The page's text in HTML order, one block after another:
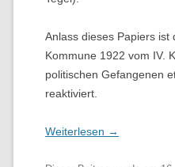
Anlass dieses Papiers
Kommune 1922 vom IV.
politischen Gefangenen
reaktiviert.
Weiterlesen →